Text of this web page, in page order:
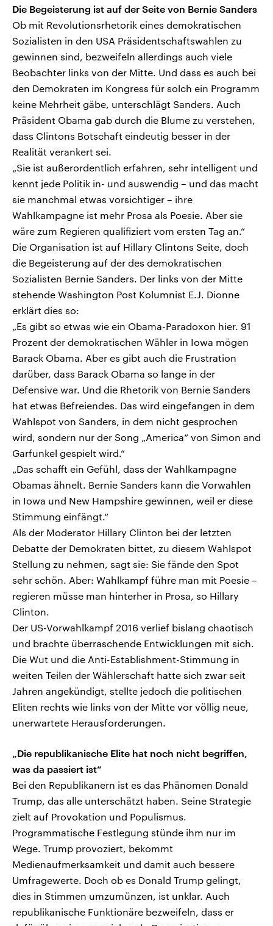
Die Begeisterung ist auf der Seite von Bernie Sanders
Ob mit Revolutionsrhetorik eines demokratischen
Sozialisten in den USA Präsidentschaftswahlen zu
gewinnen sind, bezweifeln allerdings auch viele
Beobachter links von der Mitte. Und dass es auch bei
den Demokraten im Kongress für solch ein Programm
keine Mehrheit gäbe, unterschlägt Sanders. Auch
Präsident Obama gab durch die Blume zu verstehen,
dass Clintons Botschaft eindeutig besser in der
Realität verankert sei.
„Sie ist außerordentlich erfahren, sehr intelligent und
kennt jede Politik in- und auswendig – und das macht
sie manchmal etwas vorsichtiger – ihre
Wahlkampagne ist mehr Prosa als Poesie. Aber sie
wäre zum Regieren qualifiziert vom ersten Tag an.“
Die Organisation ist auf Hillary Clintons Seite, doch
die Begeisterung auf der des demokratischen
Sozialisten Bernie Sanders. Der links von der Mitte
stehende Washington Post Kolumnist E.J. Dionne
erklärt dies so:
„Es gibt so etwas wie ein Obama-Paradoxon hier. 91
Prozent der demokratischen Wähler in Iowa mögen
Barack Obama. Aber es gibt auch die Frustration
darüber, dass Barack Obama so lange in der
Defensive war. Und die Rhetorik von Bernie Sanders
hat etwas Befreiendes. Das wird eingefangen in dem
Wahlspot von Sanders, in dem nicht gesprochen
wird, sondern nur der Song „America“ von Simon and
Garfunkel gespielt wird.“
„Das schafft ein Gefühl, dass der Wahlkampagne
Obamas ähnelt. Bernie Sanders kann die Vorwahlen
in Iowa und New Hampshire gewinnen, weil er diese
Stimmung einfängt.“
Als der Moderator Hillary Clinton bei der letzten
Debatte der Demokraten bittet, zu diesem Wahlspot
Stellung zu nehmen, sagt sie: Sie fände den Spot
sehr schön. Aber: Wahlkampf führe man mit Poesie –
regieren müsse man hinterher in Prosa, so Hillary
Clinton.
Der US-Vorwahlkampf 2016 verlief bislang chaotisch
und brachte überraschende Entwicklungen mit sich.
Die Wut und die Anti-Establishment-Stimmung in
weiten Teilen der Wählerschaft hatte sich zwar seit
Jahren angekündigt, stellte jedoch die politischen
Eliten rechts wie links von der Mitte vor völlig neue,
unerwartete Herausforderungen.
„Die republikanische Elite hat noch nicht begriffen,
was da passiert ist“
Bei den Republikanern ist es das Phänomen Donald
Trump, das alle unterschätzt haben. Seine Strategie
zielt auf Provokation und Populismus.
Programmatische Festlegung stünde ihm nur im
Wege. Trump provoziert, bekommt
Medienaufmerksamkeit und damit auch bessere
Umfragewerte. Doch ob es Donald Trump gelingt,
dies in Stimmen umzumünzen, ist unklar. Auch
republikanische Funktionäre bezweifeln, dass er